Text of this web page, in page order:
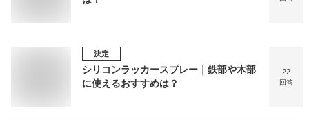
決定
シリコンラッカースプレー｜鉄部や木部
に使えるおすすめは？
22
回答